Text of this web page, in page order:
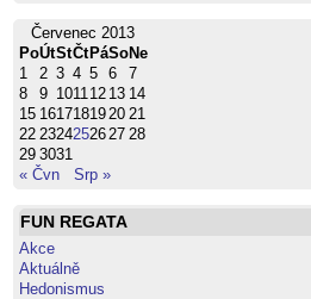
Červenec 2013
PoÚtStČtPáSoNe
1
2 3 4 5 6
7
8
9 101112 13 14
15 1617181920 21
22 2324252627 28
29 3031
« Čvn
Srp »
FUN REGATA
Akce
Aktuálně
Hedonismus